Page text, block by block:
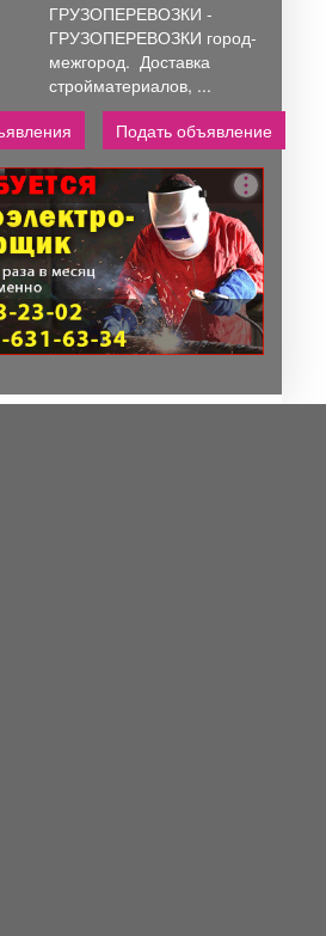
ГРУЗОПЕРЕВОЗКИ -
ГРУЗОПЕРЕВОЗКИ город-
межгород. Доставка
стройматериалов, ...
Подать объявление